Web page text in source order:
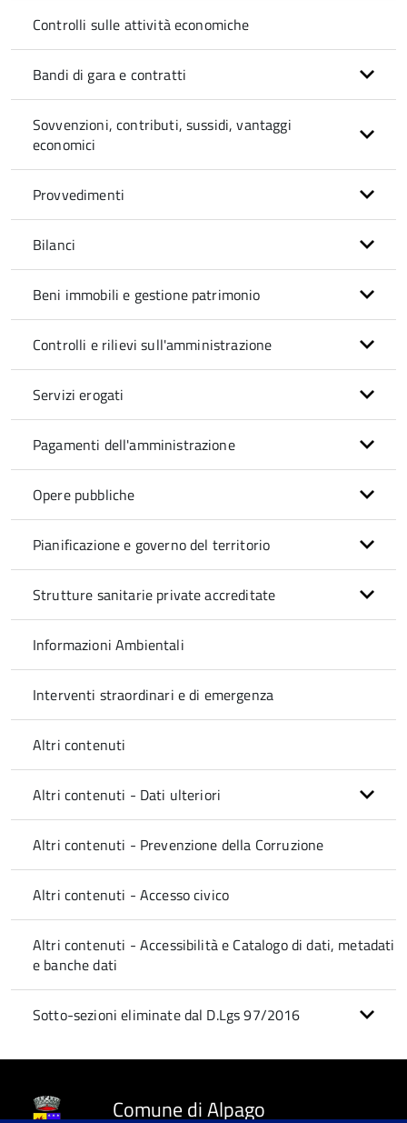
Controlli sulle attività economiche
Bandi di gara e contratti
Sovvenzioni, contributi, sussidi, vantaggi
economici
Provvedimenti
Bilanci
Beni immobili e gestione patrimonio
Controlli e rilievi sull'amministrazione
Servizi erogati
Pagamenti dell'amministrazione
Opere pubbliche
Pianificazione e governo del territorio
Strutture sanitarie private accreditate
Informazioni Ambientali
Interventi straordinari e di emergenza
Altri contenuti
Altri contenuti - Dati ulteriori
Altri contenuti - Prevenzione della Corruzione
Altri contenuti - Accesso civico
Altri contenuti - Accessibilità e Catalogo di dati, metadati
e banche dati
Sotto-sezioni eliminate dal D.Lgs 97/2016
Comune di Alpago